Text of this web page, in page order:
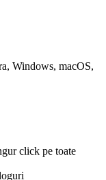
Windows, macOS,
click pe toate